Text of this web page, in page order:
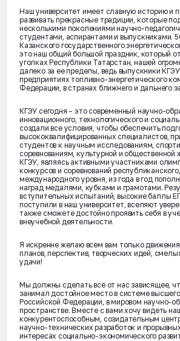
Наш университет имеет славную историю и
развивать прекрасные традиции, которые
несколькими поколениями научно-
студентами, аспирантами и выпускниками.
Казанского государственного
это наш общий большой праздник, который
уголках Республики Татарстан, нашей
далеко за ее пределы, ведь выпускники
предприятиях топливно-энергетического
Федерации, в странах ближнего и дальнего
КГЭУ сегодня – это современный научно-
инновационного, технологического и
создали все условия, чтобы обеспечить
высококвалифицированных специалистов,
студентов к научным исследованиям,
соревнованиям, культурной и общественной
КГЭУ, являясь активными участниками
конкурсов и соревнований
международного уровня, из года в год
наград медалями, кубками и грамотами.
вступительных испытаний, высокие баллы
поступили в наш университет, вселяют
также сможете достойно проявить себя в
внеучебной деятельности.
Я искренне желаю всем вам только
планов, перспектив, творческих идей,
удачи!
Мы должны сделать всё от нас зависящее,
занимал достойное место в системе
Российской Федерации, в мировом научно-
пространстве. Вместе с вами хочу видеть
конкурентоспособным, созидательным
научно-технических разработок и
интересах социально-экономического